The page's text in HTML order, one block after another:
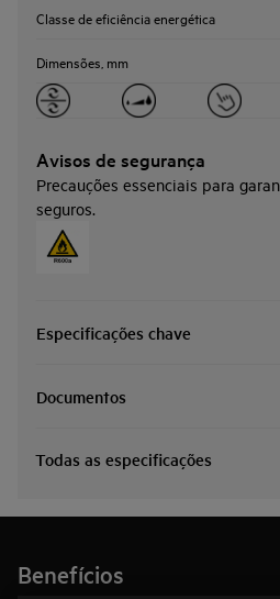
Classe de eficiência energética
Dimensões, mm
Avisos de segurança
Precauções essenciais para
seguros.
Especificações chave
Documentos
Todas as especificações
Benefícios